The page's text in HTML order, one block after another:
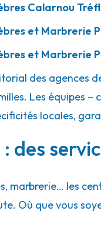
24h/24 7j/7
- Saint-Pol-
69 92 74
24h/24 7j/7
Calarnou
et Marbrerie
et Marbrerie
des agences
Les équipes –
locales,
des
marbrerie… les
Où que vous